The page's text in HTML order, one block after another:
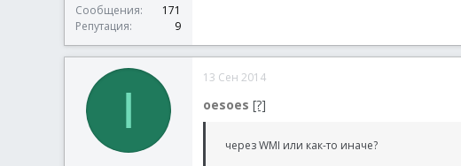
Сообщения
171
Репутация
9
I
13 Сен 2014
oesoes [?]
через WMI или как-то иначе?